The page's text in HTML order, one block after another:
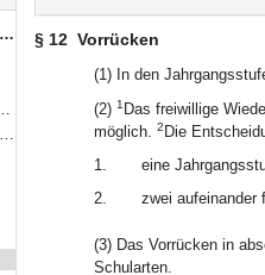
§ 12 Vorrücken
(1) In den
(2) 1 Das freiwillige
möglich. 2 Die
1.
eine
2.
zwei aufeinander
(3) Das Vorrücken in
Schularten.